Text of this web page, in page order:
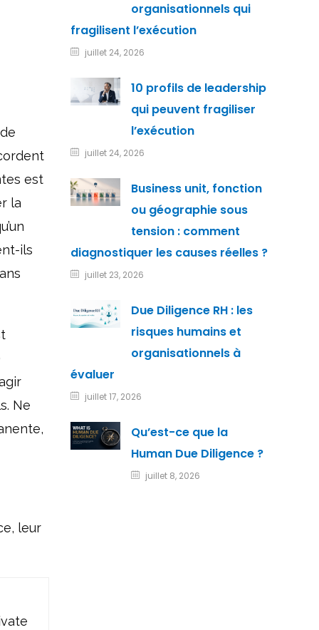
est
la
ils
Ne
leur
organisationnels qui
fragilisent l’exécution
juillet 24, 2026
10 profils de leadership
qui peuvent fragiliser
l’exécution
juillet 24, 2026
Business unit, fonction
ou géographie sous
tension : comment
diagnostiquer les causes réelles ?
juillet 23, 2026
Due Diligence RH : les
risques humains et
organisationnels à
évaluer
juillet 17, 2026
Qu’est-ce que la
Human Due Diligence ?
juillet 8, 2026